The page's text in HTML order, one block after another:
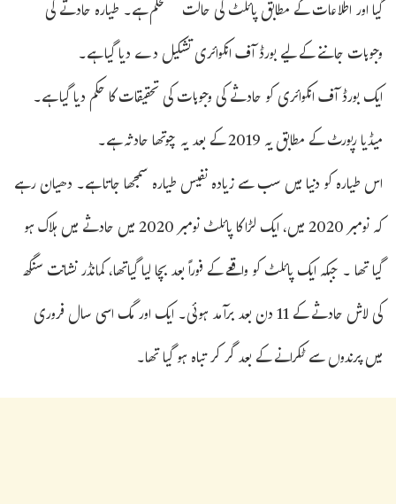
گیا اور اطلاعات کے مطابق پائلٹ کی حالت مستحکم ہے۔ طیارہ حادثے کی
وجوہات جاننے کے لیے بورڈ آف انکوائری تشکیل دے دیا گیا ہے۔
ایک بورڈ آف انکوائری کو حادثے کی وجوہات کی تحقیقات کا حکم دیا گیا ہے۔
میڈیا رپورٹ کے مطابق یہ 2019 کے بعد یہ چوتھا حادثہ ہے۔
اس طیارہ کو دنیا میں سب سے زیادہ نفیس طیارہ سمجھا جاتا ہے۔ دھیان رہے
کہ نومبر 2020 میں، ایک لڑاکا پائلٹ نومبر 2020 میں حادثے میں ہلاک ہو
گیا تھا ۔ جبکہ ایک پائلٹ کو واقعے کے فوراً بعد بچا لیا گیاتھا، کمانڈر نشانت سنگھ
کی لاش حادثے کے 11 دن بعد برآمد ہوئی۔ ایک اور مگ اسی سال فروری
میں پرندوں سے ٹکرانے کے بعد گر کر تباہ ہو گیا تھا۔